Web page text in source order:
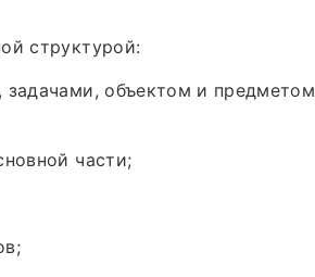
структурой:
объектом и предметом
части;